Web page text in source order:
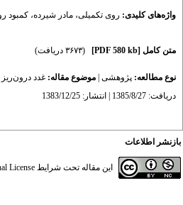
واژه‌های کلیدی: روی تکمیلی، مادر شیرده، کمبود
متن کامل [PDF 580 kb] (۳۶۷۳ دریافت)
نوع مطالعه: پژوهشی موضوع مقاله: غدد درون‌ریز
دریافت: 1385/8/27 | انتشار: 1383/12/25
بازنشر اطلاعات
این مقاله تحت شرایط License